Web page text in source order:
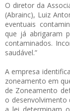
O diretor da
(Abrainc), Luiz
eventuais
que já abrigaram
contaminados.
saudável.”
A empresa
zoneamento em
de Zoneamento
o desenvolvimento